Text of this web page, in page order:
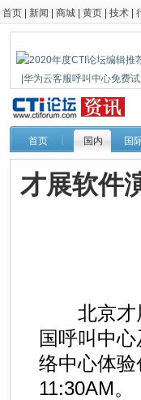
首页 新闻 商城 黄页 技术
|华为云客服呼叫中心免费试
|鼎信通达新一代语音网关
首页 国内 国
才展软件
北京才展
国呼叫中
络中心体
11:30AM。